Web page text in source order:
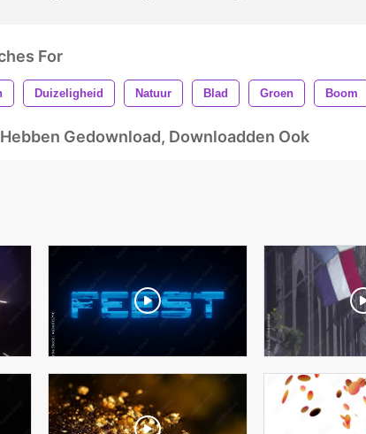
For
Duizeligheid Natuur Blad Groen Boom
Gedownload, Downloadden Ook